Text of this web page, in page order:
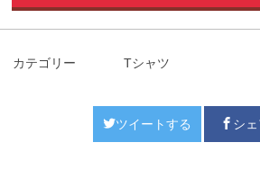
カテゴリー Tシャツ
ツイートする シ